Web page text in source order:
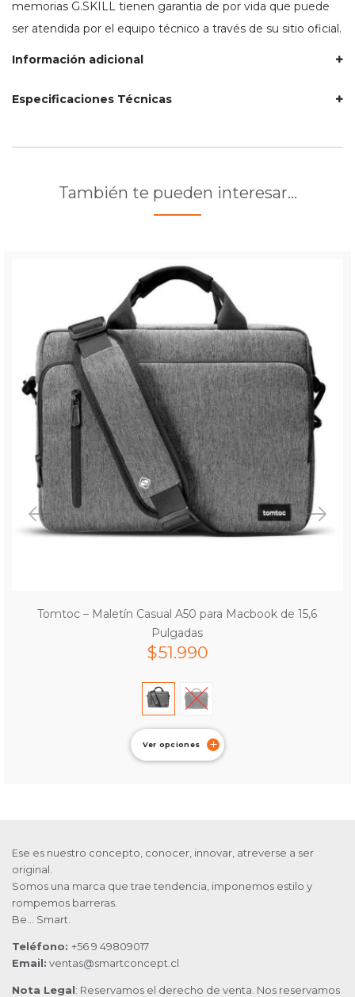
memorias G.SKILL tienen garantia de por vida que puede
ser atendida por el equipo técnico a través de su sitio oficial.
Información adicional
Especificaciones Técnicas
También te pueden interesar…
Tomtoc – Maletín Casual A50 para Macbook de 15,6
Pulgadas
$51.990
Ver opciones
Ese es nuestro concepto, conocer, innovar, atreverse a ser
original.
Somos una marca que trae tendencia, imponemos estilo y
rompemos barreras.
Be… Smart.
Teléfono: +56 9 49809017
Email: ventas@smartconcept.cl
Nota Legal: Reservamos el derecho de venta. Nos reservamos